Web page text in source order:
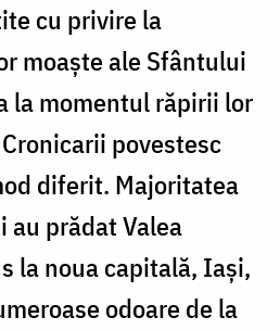
cu privire la
moaște ale Sfântului
la momentul răpirii lor
povestesc
diferit. Majoritatea
au prădat Valea
la noua capitală, Iași,
odoare de la